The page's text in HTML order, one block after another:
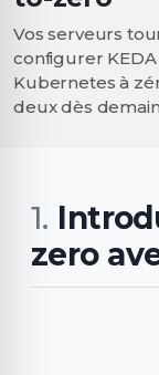
Vos serveurs
configurer
Kubernetes à
deux dès
zero